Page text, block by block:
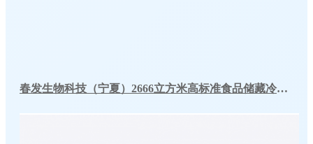
春发生物科技（宁夏）2666立方米高标准食品储藏冷库工程案例